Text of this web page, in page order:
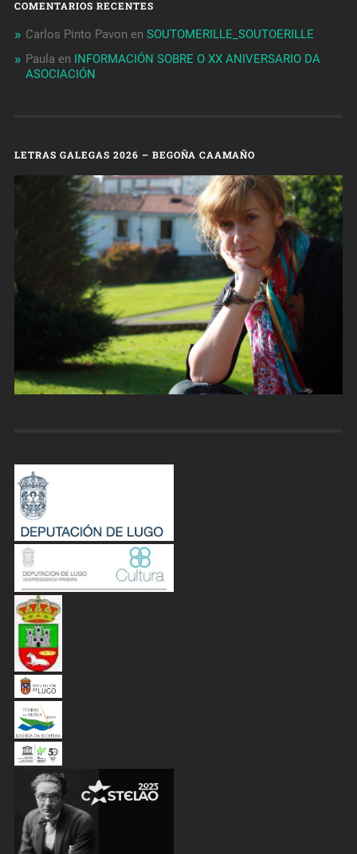
COMENTARIOS RECENTES
Carlos Pinto Pavon en SOUTOMERILLE_SOUTOERILLE
Paula en INFORMACIÓN SOBRE O XX ANIVERSARIO DA
ASOCIACIÓN
LETRAS GALEGAS 2026 – BEGOÑA CAAMAÑO